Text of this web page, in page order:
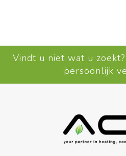
Vindt u niet wat u
persoonlijk